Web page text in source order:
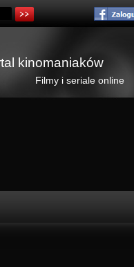
kinomaniaków
Filmy i seriale online